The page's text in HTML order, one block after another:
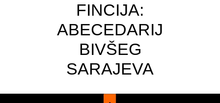
FINCIJA:
ABECEDARIJ
BIVŠEG
SARAJEVA